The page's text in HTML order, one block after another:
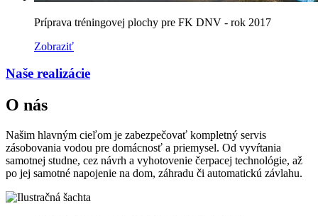
Príprava tréningovej plochy pre FK DNV - rok 2017
Zobraziť
Naše realizácie
O nás
Našim hlavným cieľom je zabezpečovať kompletný servis
zásobovania vodou pre domácnosť a priemysel. Od vyvŕtania
samotnej studne, cez návrh a vyhotovenie čerpacej technológie, až
po jej samotné napojenie na dom, záhradu či automatickú závlahu.